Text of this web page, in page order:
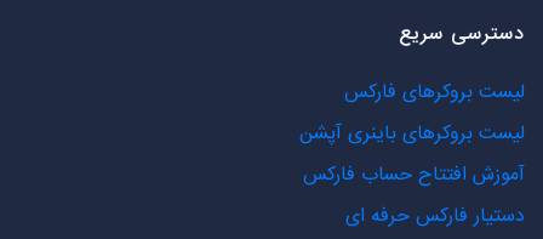
دسترسی سریع
لیست بروکرهای فارکس
لیست بروکرهای باینری آپشن
آموزش افتتاح حساب فارکس
دستیار فارکس حرفه ای